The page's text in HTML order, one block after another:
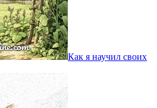
Как я научил своих